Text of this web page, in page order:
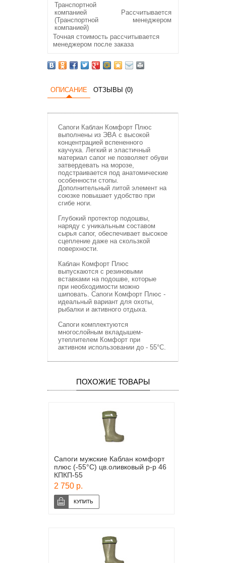
Транспортной
компанией
(Транспортной
компанией)
Рассчитывается
менеджером
Точная стоимость рассчитывается
менеджером после заказа
ОПИСАНИЕ ОТЗЫВЫ (0)
Сапоги Каблан Комфорт Плюс
выполнены из ЭВА с высокой
концентрацией вспененного
каучука. Легкий и эластичный
материал сапог не позволяет обуви
затвердевать на морозе,
подстраивается под анатомические
особенности стопы.
Дополнительный литой элемент на
союзке повышает удобство при
сгибе ноги.
Глубокий протектор подошвы,
наряду с уникальным составом
сырья сапог, обеспечивает высокое
сцепление даже на скользкой
поверхности.
Каблан Комфорт Плюс
выпускаются с резиновыми
вставками на подошве, которые
при необходимости можно
шиповать. Сапоги Комфорт Плюс -
идеальный вариант для охоты,
рыбалки и активного отдыха.
Сапоги комплектуются
многослойным вкладышем-
утеплителем Комфорт при
активном использовании до - 55°С.
ПОХОЖИЕ ТОВАРЫ
Сапоги мужские Каблан комфорт
плюс (-55°С) цв.оливковый р-р 46
КПКП-55
2 750 р.